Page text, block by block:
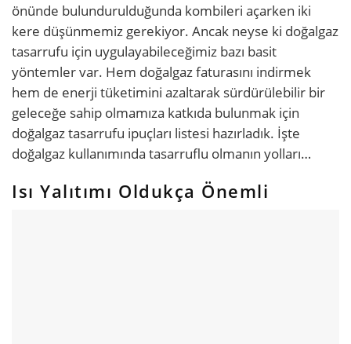
önünde bulundurulduğunda kombileri açarken iki
kere düşünmemiz gerekiyor. Ancak neyse ki doğalgaz
tasarrufu için uygulayabileceğimiz bazı basit
yöntemler var. Hem doğalgaz faturasını indirmek
hem de enerji tüketimini azaltarak sürdürülebilir bir
geleceğe sahip olmamıza katkıda bulunmak için
doğalgaz tasarrufu ipuçları listesi hazırladık. İşte
doğalgaz kullanımında tasarruflu olmanın yolları…
Isı Yalıtımı Oldukça Önemli